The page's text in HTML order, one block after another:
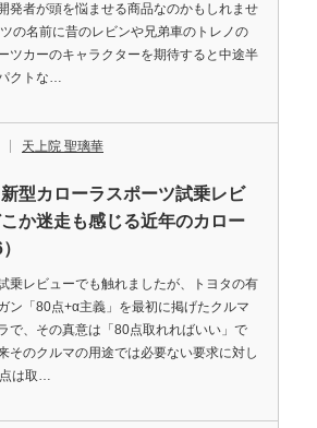
発者が頭を悩ませる商品なのかもしれませ
の名前に昔のレビンや兄弟車のトレノの
ツカーのキャラクターを期待すると中途半
クトな…
天上院 聖璃華
新型カローラスポーツ試乗レビ
か迷走も感じる近年のカロー
乗レビューでも触れましたが、トヨタの有
ン「80点+α主義」を最初に掲げたクルマ
で、その真意は「80点取れればいい」で
そのクルマの用途では必要ない要求に対し
は取…